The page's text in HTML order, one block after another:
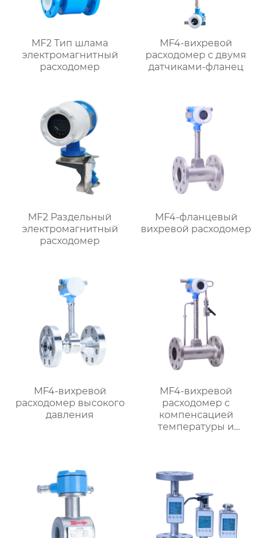
MF2 Тип шлама
электромагнитный
расходомер
MF4-вихревой
расходомер с двумя
датчиками-фланец
MF2 Раздельный
электромагнитный
расходомер
MF4-фланцевый
вихревой расходомер
MF4-вихревой
расходомер высокого
давления
MF4-вихревой
расходомер с
компенсацией
температуры и